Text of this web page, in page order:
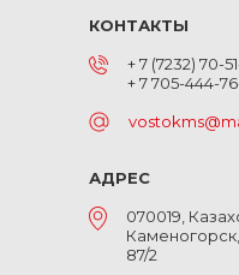
КОНТАКТЫ
+ 7 (7232) 70-
+ 7 705-444-
АДРЕС
070019,
87/2